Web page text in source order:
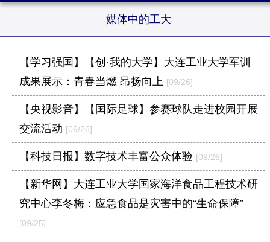
媒体中的工大
【学习强国】【创·我的大学】大连工业大学军训
成果展示：青春当燃 昂扬向上 [09/26]
【央视影音】【国际足球】参赛球队走进校园开展
交流活动 [09/26]
【科技日报】数字技术丰富公众体验 [09/26]
【新华网】大连工业大学国家海洋食品工程技术研
究中心李冬梅：应急食品是灾害中的“生命保障”
[09/25]